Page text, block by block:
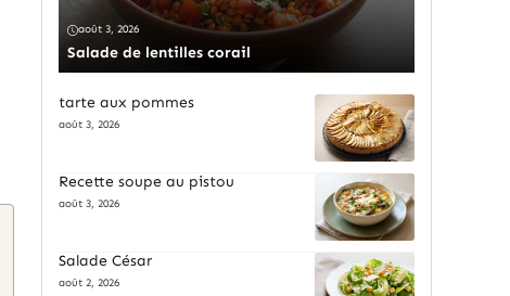
août 3, 2026
Salade de lentilles corail
tarte aux pommes
août 3, 2026
Recette soupe au pistou
août 3, 2026
Salade César
août 2, 2026